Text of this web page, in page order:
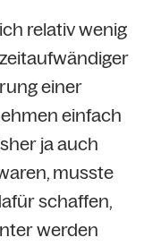
relativ wenig
einer
einfach
ja auch
musste
schaffen,
werden